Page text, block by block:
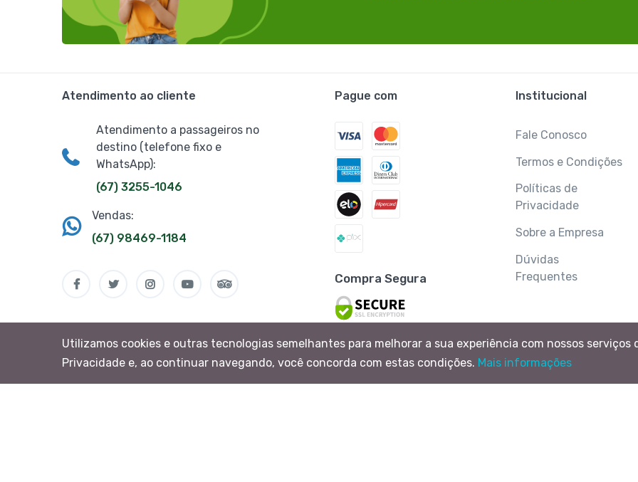
Atendimento ao cliente
Atendimento a passageiros no
destino (telefone fixo e
WhatsApp):
(67) 3255-1046
Vendas:
(67) 98469-1184
Pague com
Compra Segura
Institucional
Fale Conosco
Termos e Condições
Políticas de
Privacidade
Sobre a Empresa
Dúvidas
Frequentes
Utilizamos cookies e outras tecnologias semelhantes para melhorar a sua experiência com nossos serviços
Privacidade e, ao continuar navegando, você concorda com estas condições. Mais informações